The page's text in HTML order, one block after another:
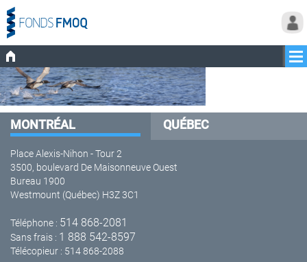
MONTRÉAL QUÉBEC
Place Alexis-Nihon - Tour 2
3500, boulevard De Maisonneuve Ouest
Bureau 1900
Westmount (Québec) H3Z 3C1
Téléphone : 514 868-2081
Sans frais : 1 888 542-8597
Télécopieur : 514 868-2088